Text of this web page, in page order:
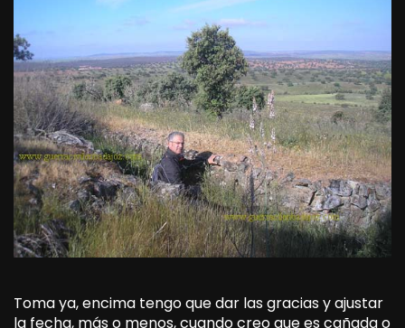
Toma ya, encima tengo que dar las gracias y ajustar
la fecha, más o menos, cuando creo que es cañada o